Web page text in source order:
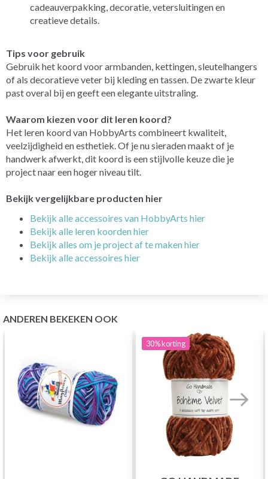
cadeauverpakking, decoratie, vetersluitingen en
creatieve details.
Tips voor gebruik
Gebruik het koord voor armbanden, kettingen, sleutelhangers
of als decoratieve veter bij kleding en tassen. De zwarte kleur
past overal bij en geeft een elegante uitstraling.
Waarom kiezen voor dit leren koord?
Het leren koord van HobbyArts combineert kwaliteit,
veelzijdigheid en esthetiek. Of je nu sieraden maakt of je
handwerk afwerkt, dit koord is een stijlvolle keuze die je
project naar een hoger niveau tilt.
Bekijk vergelijkbare producten hier
Bekijk alle accessoires van HobbyArts hier
Bekijk alle leren koorden hier
Bekijk alles om je project af te maken hier
Bekijk alle accessoires hier
ANDEREN BEKEKEN OOK
30%korting